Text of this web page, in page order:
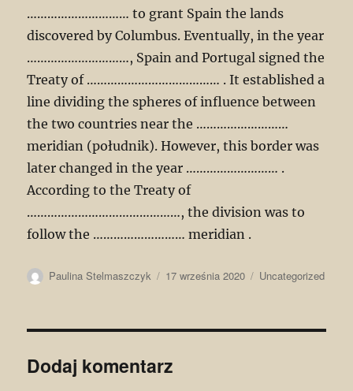
………………………… to grant Spain the lands
discovered by Columbus. Eventually, in the year
…………………………, Spain and Portugal signed the
Treaty of ………………………………… . It established a
line dividing the spheres of influence between
the two countries near the ………………………
meridian (południk). However, this border was
later changed in the year ……………………… .
According to the Treaty of
………………………………………, the division was to
follow the ……………………… meridian .
Autor
Paulina Stelmaszczyk
Data
17 września 2020 Kategorie
Uncategorized
Dodaj komentarz